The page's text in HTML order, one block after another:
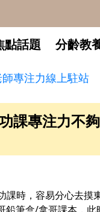
點話題 分齡教
專注力線上駐站
課專注力不
課時，容易分心去摸